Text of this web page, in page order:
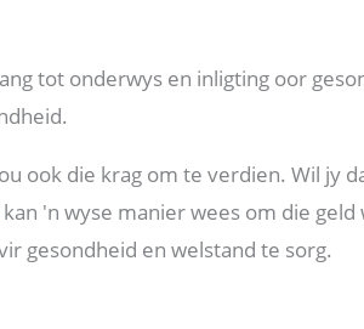
tot onderwys en inligting oor
ook die krag om te verdien. Wil jy
kan 'n wyse manier wees om die geld
gesondheid en welstand te sorg.